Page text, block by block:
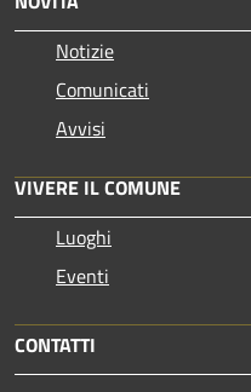
Notizie
Comunicati
Avvisi
VIVERE IL COMUNE
Luoghi
Eventi
CONTATTI